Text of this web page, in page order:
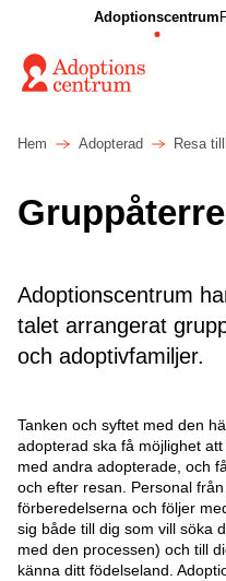
Adoptionscentrum
Hem Adopterad Resa
Adoptionscentrum
talet arrangerat
och adoptivfamiljer.
Tanken och syftet med den
adopterad ska få möjlighet
med andra adopterade, och
och efter resan. Personal
förberedelserna och följer
sig både till dig som vill söka
med den processen) och till
känna ditt födelseland.